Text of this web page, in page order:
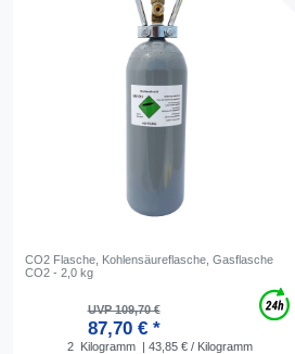
CO2 Flasche, Kohlensäureflasche, Gasflasche
CO2 - 2,0 kg
UVP 109,70 €
87,70 € *
2 Kilogramm
| 43,85 € / Kilogramm